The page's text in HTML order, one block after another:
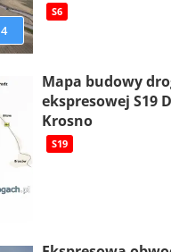
4
S6
Mapa budowy
ekspresowej S19
Krosno
S19